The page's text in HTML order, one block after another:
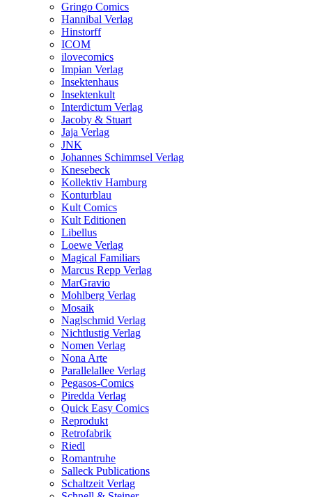
Gringo Comics
Hannibal Verlag
Hinstorff
ICOM
ilovecomics
Impian Verlag
Insektenhaus
Insektenkult
Interdictum Verlag
Jacoby & Stuart
Jaja Verlag
JNK
Johannes Schimmsel Verlag
Knesebeck
Kollektiv Hamburg
Konturblau
Kult Comics
Kult Editionen
Libellus
Loewe Verlag
Magical Familiars
Marcus Repp Verlag
MarGravio
Mohlberg Verlag
Mosaik
Naglschmid Verlag
Nichtlustig Verlag
Nomen Verlag
Nona Arte
Parallelallee Verlag
Pegasos-Comics
Piredda Verlag
Quick Easy Comics
Reprodukt
Retrofabrik
Riedl
Romantruhe
Salleck Publications
Schaltzeit Verlag